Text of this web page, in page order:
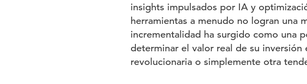
insights impulsados por IA y
herramientas a menudo no logran una
incrementalidad ha surgido como una
determinar el valor real de su
revolucionaria o simplemente otra